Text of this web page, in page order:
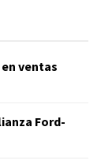
ventas
Ford-